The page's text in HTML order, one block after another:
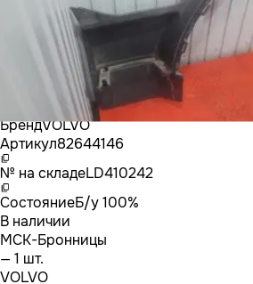
БрендVOLVO
Артикул82644146
№ на складеLD410242
СостояниеБ/у 100%
В наличии
МСК-Бронницы
— 1 шт.
VOLVO